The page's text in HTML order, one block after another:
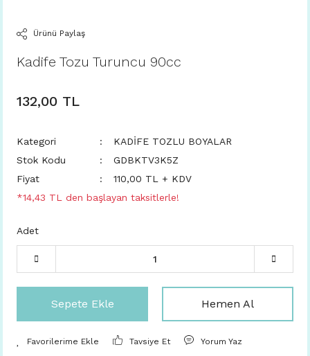
Ürünü Paylaş
Kadife Tozu Turuncu 90cc
132,00 TL
Kategori
KADİFE TOZLU BOYALAR
Stok Kodu
GDBKTV3K5Z
Fiyat
110,00 TL + KDV
*14,43 TL den başlayan taksitlerle!
Adet
Sepete Ekle Hemen Al
Tavsiye Et Yorum Yaz